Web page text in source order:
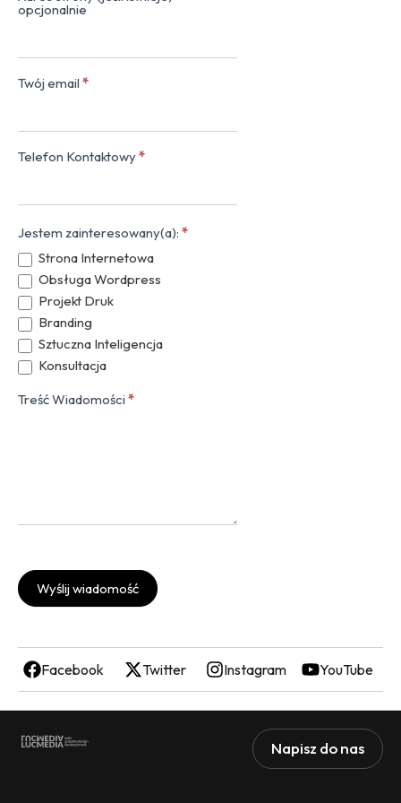
opcjonalnie
Twój email *
Telefon Kontaktowy*
Jestem zainteresowany(a): *
Strona Internetowa
Obsługa Wordpress
Projekt Druk
Branding
Sztuczna Inteligencja
Konsultacja
Treść Wiadomości *
Wyślij wiadomość
Facebook Twitter Instagram YouTube
Napisz do nas